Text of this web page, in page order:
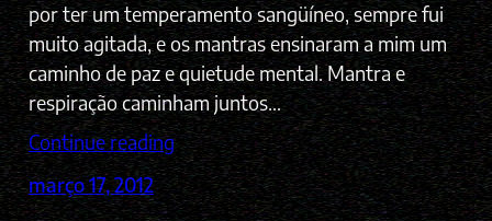
por ter um temperamento sangüíneo, sempre fui
muito agitada, e os mantras ensinaram a mim um
caminho de paz e quietude mental. Mantra e
respiração caminham juntos…
Continue reading
março 17, 2012